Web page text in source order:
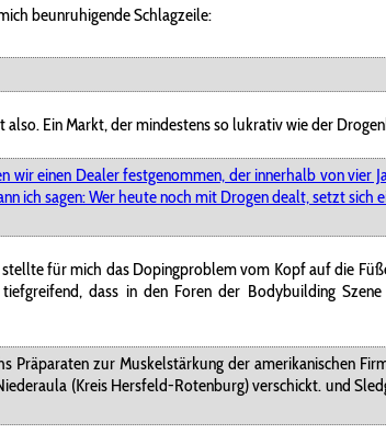
beunruhigende Schlagzeile:
Ein Markt, der mindestens so lukrativ wie der
einen Dealer festgenommen, der innerhalb von vier
ich sagen: Wer heute noch mit Drogen dealt, setzt sich
für mich das Dopingproblem vom Kopf auf die
dass in den Foren der Bodybuilding
zur Muskelstärkung der amerikanischen
(Kreis Hersfeld-Rotenburg) verschickt. und